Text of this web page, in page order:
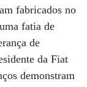
fabricados no
fatia de
de
da Fiat
demonstram